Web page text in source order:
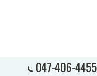
047-406-4455